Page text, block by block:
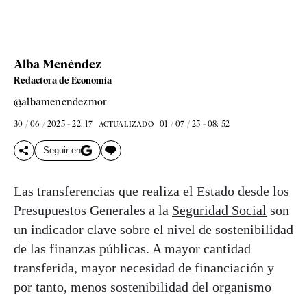
Alba Menéndez
Redactora de Economía
@albamenendezmor
30 / 06 / 2025 - 22: 17 ACTUALIZADO 01 / 07 / 25 - 08: 52
Seguir en
Las transferencias que realiza el Estado desde los
Presupuestos Generales a la Seguridad Social son
un indicador clave sobre el nivel de sostenibilidad
de las finanzas públicas. A mayor cantidad
transferida, mayor necesidad de financiación y
por tanto, menos sostenibilidad del organismo